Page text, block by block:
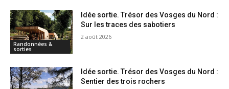
Randonnées &
sorties
Idée sortie. Trésor des Vosges du Nord :
Sur les traces des sabotiers
2 août 2026
Idée sortie. Trésor des Vosges du Nord :
Sentier des trois rochers